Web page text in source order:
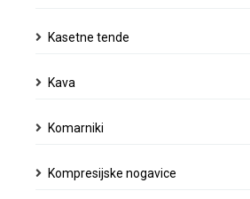
Kasetne tende
Kava
Komarniki
Kompresijske nogavice